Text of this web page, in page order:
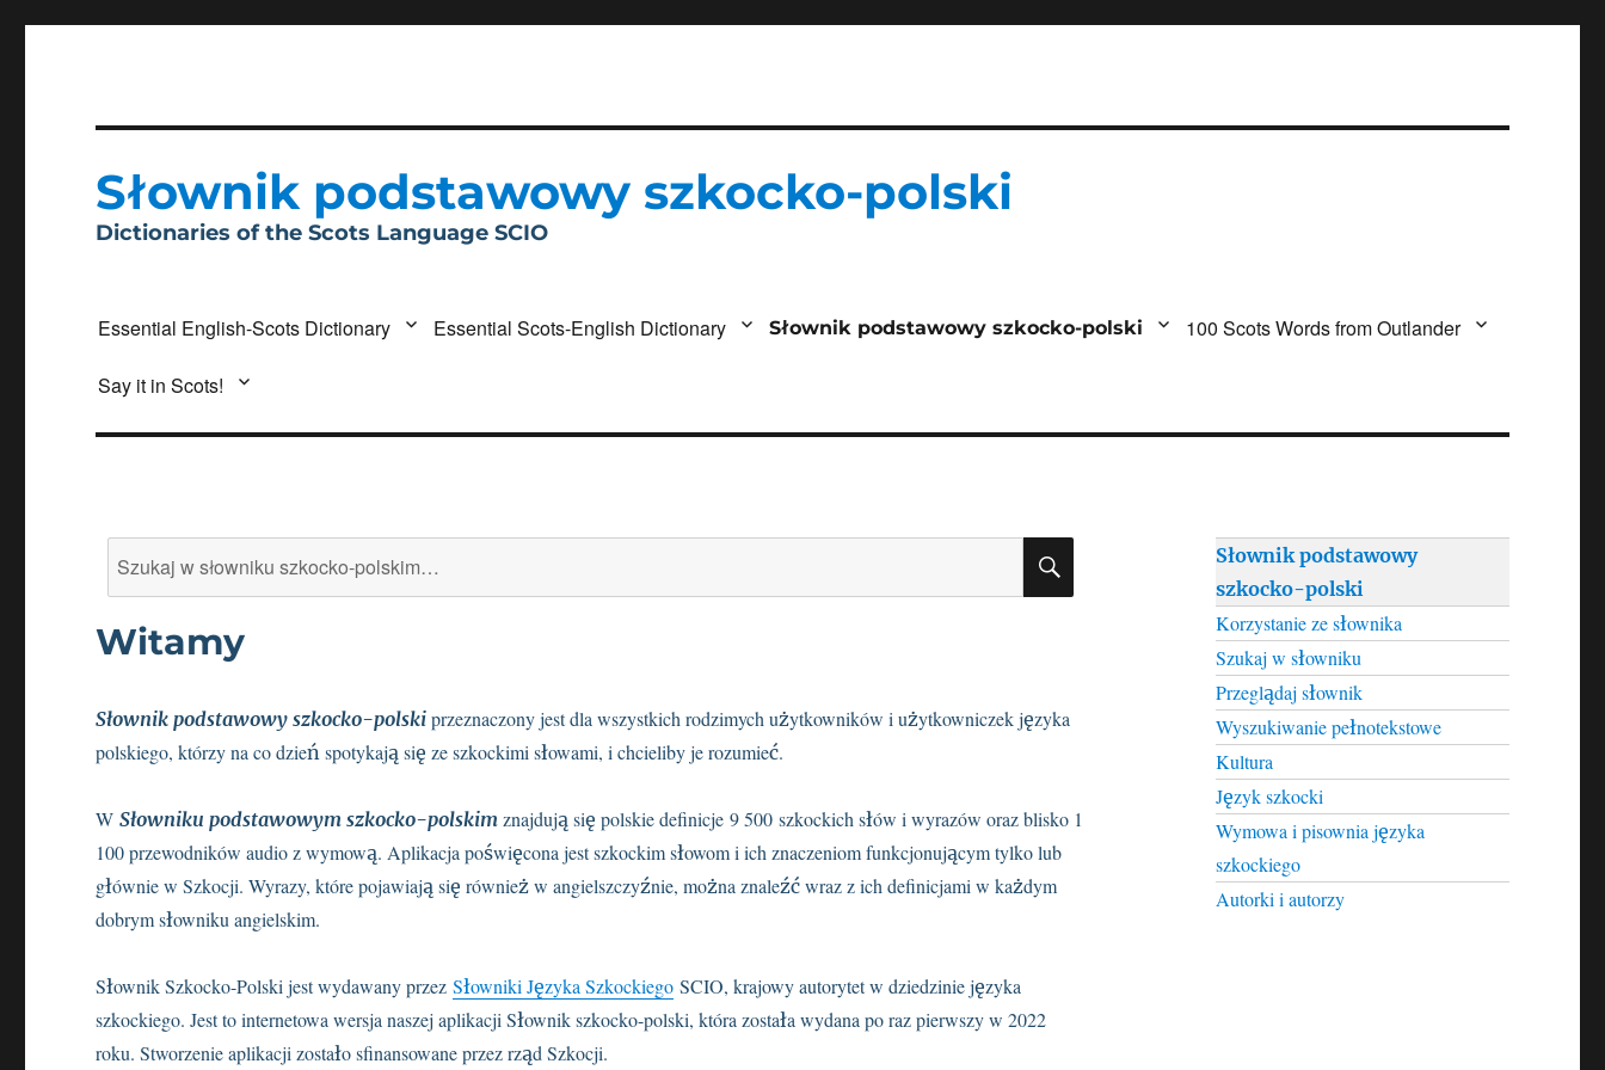
Słownik podstawowy szkocko-polski
Dictionaries of the Scots Language SCIO
Essential English-Scots Dictionary Essential Scots-English Dictionary Słownik podstawowy szkocko-polski 100 Scots Words from Outlander
Say it in Scots!
Witamy
Słownik podstawowy szkocko-polski przeznaczony jest dla wszystkich rodzimych użytkowników i użytkowniczek języka
polskiego, którzy na co dzień spotykają się ze szkockimi słowami, i chcieliby je rozumieć.
WSłowniku podstawowym szkocko-polskim znajdują się polskie definicje 9 500 szkockich słów i wyrazów oraz blisko 1
100 przewodników audio z wymową. Aplikacja poświęcona jest szkockim słowom i ich znaczeniom funkcjonującym tylko lub
głównie w Szkocji. Wyrazy, które pojawiają się również w angielszczyźnie, można znaleźć wraz z ich definicjami w każdym
dobrym słowniku angielskim.
Słownik Szkocko-Polski jest wydawany przezSłowniki Języka Szkockiego SCIO, krajowy autorytet w dziedzinie języka
szkockiego. Jest to internetowa wersja naszej aplikacji Słownik szkocko-polski, która została wydana po raz pierwszy w 2022
roku. Stworzenie aplikacji zostało sfinansowane przez rząd Szkocji.
Słownik podstawowy
szkocko-polski
Korzystanie ze słownika
Szukaj w słowniku
Przeglądaj słownik
Wyszukiwanie pełnotekstowe
Kultura
Język szkocki
Wymowa i pisownia języka
szkockiego
Autorki i autorzy